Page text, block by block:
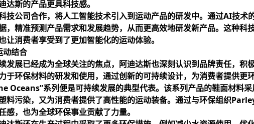
达斯的产品更具科技感。
技公司合作，将人工智能技术引入到运动产品的研发中。通过AI技术
，精准预测产品需求和发展趋势，从而更高效地研发新产品。这种科
让消费者享受到了更加智能化的运动体验。
动结合
发展已经成为全球关注的焦点，阿迪达斯也深刻认识到品牌责任，积
于环保材料的研发和使用，通过创新的可持续设计，为消费者提供更
Oceans”系列便是可持续发展的典型代表。该系列产品的鞋面材料
料污染，又为消费者提供了高性能的运动装备。通过与环保组织
感，也为全球环保事业贡献了力量。